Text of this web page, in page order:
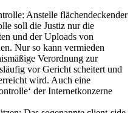
Anstelle flächendeckender
soll die Justiz nur die
und der Uploads von
Nur so kann vermieden
Verordnung zur
vor Gericht scheitert und
wird. Auch eine
der Internetkonzerne